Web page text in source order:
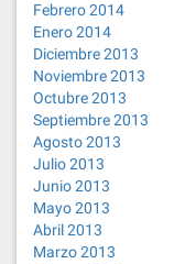
Febrero 2014
Enero 2014
Diciembre 2013
Noviembre 2013
Octubre 2013
Septiembre 2013
Agosto 2013
Julio 2013
Junio 2013
Mayo 2013
Abril 2013
Marzo 2013